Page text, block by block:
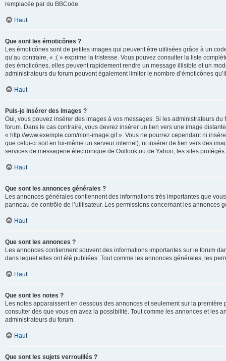
remplacée par du BBCode.
Haut
Que sont les émoticônes ?
Les émoticônes sont de petites images qui peuvent être utilisées grâce à un
qu’au contraire, « :( » exprime la tristesse. Vous pouvez consulter la liste
des émoticônes, elles peuvent rapidement rendre un message illisible et un
administrateurs du forum peuvent également limiter le nombre d’émoticônes
Haut
Puis-je insérer des images ?
Oui, vous pouvez insérer des images à vos messages. Si les administrateurs
forum. Dans le cas contraire, vous devrez insérer un lien vers une image
« http://www.exemple.com/mon-image.gif ». Vous ne pourrez cependant ni
que celui-ci soit en lui-même un serveur internet), ni insérer de lien vers des
services de messagerie électronique de Outlook ou de Yahoo, les sites
Haut
Que sont les annonces générales ?
Les annonces générales contiennent des informations très importantes que
panneau de contrôle de l’utilisateur. Les permissions concernant les annonces
Haut
Que sont les annonces ?
Les annonces contiennent souvent des informations importantes sur le forum
dans lequel elles ont été publiées. Tout comme les annonces générales, les
Haut
Que sont les notes ?
Les notes apparaissent en dessous des annonces et seulement sur la
consulter dès que vous en avez la possibilité. Tout comme les annonces et les
administrateurs du forum.
Haut
Que sont les sujets verrouillés ?